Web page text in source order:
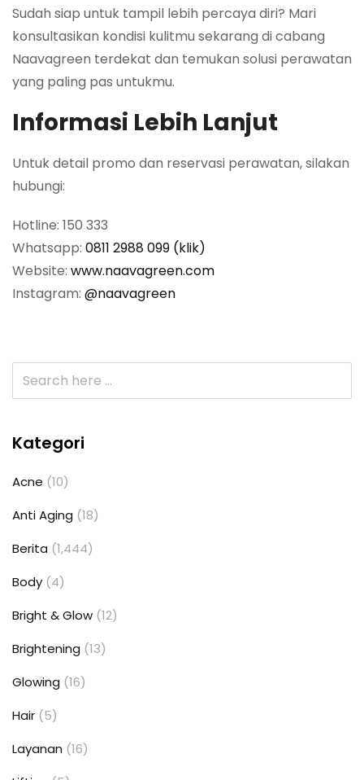
Sudah siap untuk tampil lebih percaya diri? Mari
konsultasikan kondisi kulitmu sekarang di cabang
Naavagreen terdekat dan temukan solusi perawatan
yang paling pas untukmu.
Informasi Lebih Lanjut
Untuk detail promo dan reservasi perawatan, silakan
hubungi:
Hotline: 150 333
Whatsapp: 0811 2988 099 (klik)
Website: www.naavagreen.com
Instagram: @naavagreen
Kategori
Acne (10)
Anti Aging (18)
Berita (1,444)
Body (4)
Bright & Glow (12)
Brightening (13)
Glowing (16)
Hair (5)
Layanan (16)